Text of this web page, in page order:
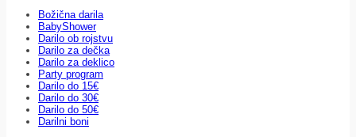
Božična darila
BabyShower
Darilo ob rojstvu
Darilo za dečka
Darilo za deklico
Party program
Darilo do 15€
Darilo do 30€
Darilo do 50€
Darilni boni